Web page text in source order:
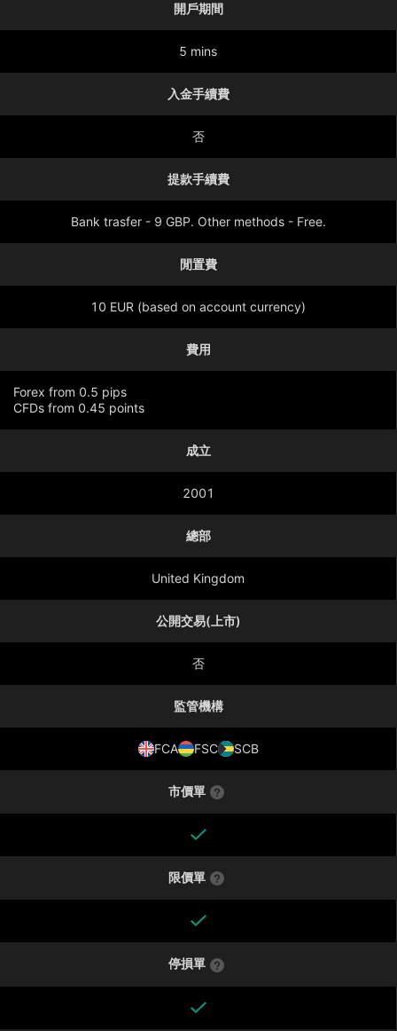
開戶期間
5 mins
入金手續費
否
提款手續費
Bank trasfer - 9 GBP. Other methods - Free.
閒置費
10 EUR (based on account currency)
費用
Forex from 0.5 pips
CFDs from 0.45 points
成立
2001
總部
United Kingdom
公開交易(上市)
否
監管機構
FCA FSC SCB
市價單
限價單
停損單